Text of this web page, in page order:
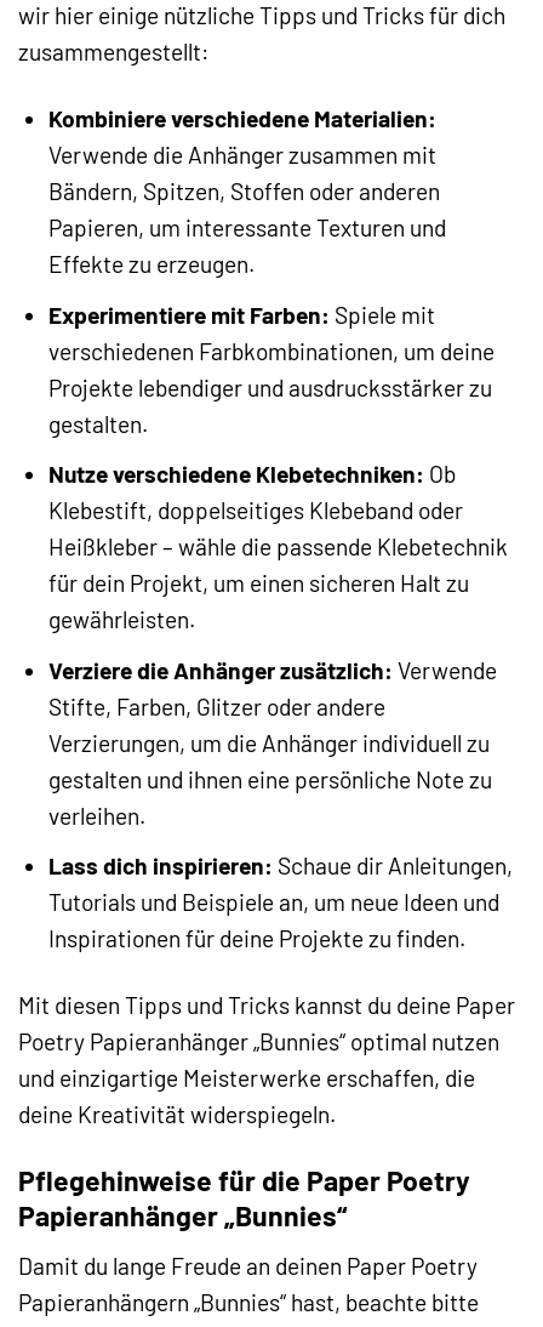
wir hier einige nützliche Tipps und Tricks für dich
zusammengestellt:
Kombiniere verschiedene Materialien:
Verwende die Anhänger zusammen mit
Bändern, Spitzen, Stoffen oder anderen
Papieren, um interessante Texturen und
Effekte zu erzeugen.
Experimentiere mit Farben: Spiele mit
verschiedenen Farbkombinationen, um deine
Projekte lebendiger und ausdrucksstärker zu
gestalten.
Nutze verschiedene Klebetechniken: Ob
Klebestift, doppelseitiges Klebeband oder
Heißkleber – wähle die passende Klebetechnik
für dein Projekt, um einen sicheren Halt zu
gewährleisten.
Verziere die Anhänger zusätzlich: Verwende
Stifte, Farben, Glitzer oder andere
Verzierungen, um die Anhänger individuell zu
gestalten und ihnen eine persönliche Note zu
verleihen.
Lass dich inspirieren: Schaue dir Anleitungen,
Tutorials und Beispiele an, um neue Ideen und
Inspirationen für deine Projekte zu finden.
Mit diesen Tipps und Tricks kannst du deine Paper
Poetry Papieranhänger „Bunnies“ optimal nutzen
und einzigartige Meisterwerke erschaffen, die
deine Kreativität widerspiegeln.
Pflegehinweise für die Paper Poetry
Papieranhänger „Bunnies“
Damit du lange Freude an deinen Paper Poetry
Papieranhängern „Bunnies“ hast, beachte bitte